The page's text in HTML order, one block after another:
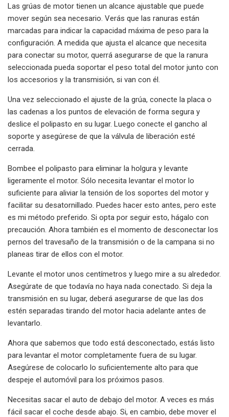
Las grúas de motor tienen un alcance ajustable que puede
mover según sea necesario. Verás que las ranuras están
marcadas para indicar la capacidad máxima de peso para la
configuración. A medida que ajusta el alcance que necesita
para conectar su motor, querrá asegurarse de que la ranura
seleccionada pueda soportar el peso total del motor junto con
los accesorios y la transmisión, si van con él.
Una vez seleccionado el ajuste de la grúa, conecte la placa o
las cadenas a los puntos de elevación de forma segura y
deslice el polipasto en su lugar. Luego conecte el gancho al
soporte y asegúrese de que la válvula de liberación esté
cerrada.
Bombee el polipasto para eliminar la holgura y levante
ligeramente el motor. Sólo necesita levantar el motor lo
suficiente para aliviar la tensión de los soportes del motor y
facilitar su desatornillado. Puedes hacer esto antes, pero este
es mi método preferido. Si opta por seguir esto, hágalo con
precaución. Ahora también es el momento de desconectar los
pernos del travesaño de la transmisión o de la campana si no
planeas tirar de ellos con el motor.
Levante el motor unos centímetros y luego mire a su alrededor.
Asegúrate de que todavía no haya nada conectado. Si deja la
transmisión en su lugar, deberá asegurarse de que las dos
estén separadas tirando del motor hacia adelante antes de
levantarlo.
Ahora que sabemos que todo está desconectado, estás listo
para levantar el motor completamente fuera de su lugar.
Asegúrese de colocarlo lo suficientemente alto para que
despeje el automóvil para los próximos pasos.
Necesitas sacar el auto de debajo del motor. A veces es más
fácil sacar el coche desde abajo. Si, en cambio, debe mover el